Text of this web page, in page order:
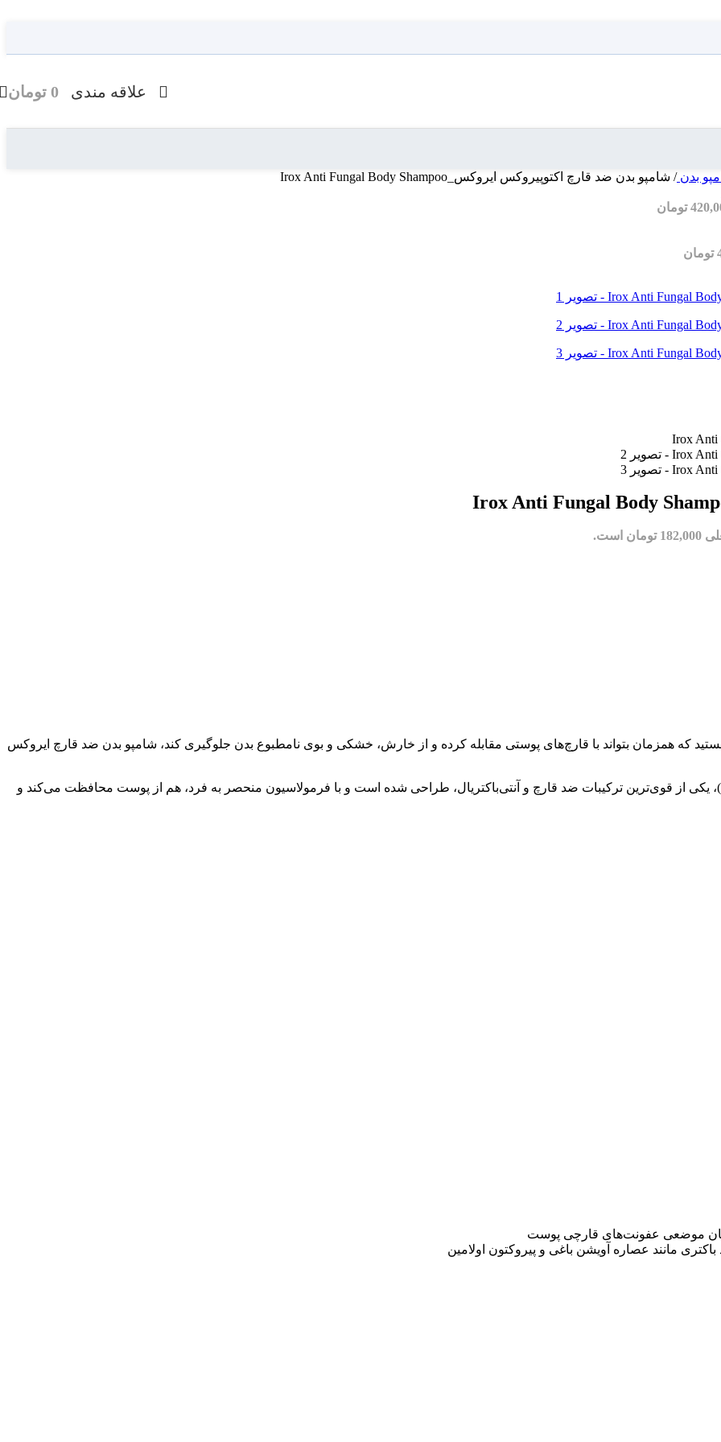
علاقه مندی 0 تومان
بدن/ شامپو بدن ضد قارچ اکتوپیروکس ایروکس_Irox Anti Fungal Body Shampoo
تومان
تومان
است.
که همزمان بتواند با قارچ‌های پوستی مقابله کرده و از خارش، خشکی و بوی نامطبوع بدن جلوگیری کند، شامپو بدن ضد قارچ ایروکس
مؤثره اکتوپیروکس 1% (پیروکتون اولامین)، یکی از قوی‌ترین ترکیبات ضد قارچ و آنتی‌باکتریال، طراحی شده است و با فرمولاسیون منحصر به فرد، هم از پوست محافظت می‌کند و
مانند عصاره آویشن باغی و پیروکتون اولامین